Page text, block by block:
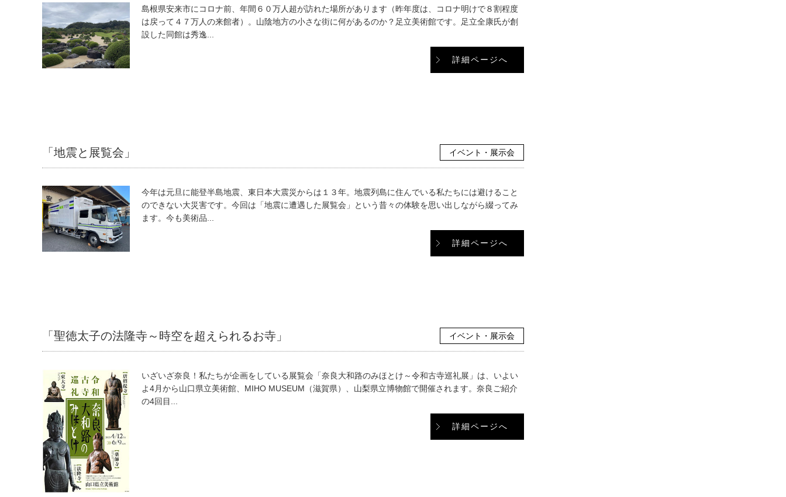
島根県安来市にコロナ前、年間６０万人超が訪れた場所があります（昨年度は、コロナ明けで８割程度
は戻って４７万人の来館者）。山陰地方の小さな街に何があるのか？足立美術館です。足立全康氏が創
設した同館は秀逸...
詳細ページへ
イベント・展示会
「地震と展覧会」
今年は元旦に能登半島地震、東日本大震災からは１３年。地震列島に住んでいる私たちには避けること
のできない大災害です。今回は「地震に遭遇した展覧会」という昔々の体験を思い出しながら綴ってみ
ます。今も美術品...
詳細ページへ
イベント・展示会
「聖徳太子の法隆寺～時空を超えられるお寺」
いざいざ奈良！私たちが企画をしている展覧会「奈良大和路のみほとけ～令和古寺巡礼展」は、いよい
よ4月から山口県立美術館、MIHO MUSEUM（滋賀県）、山梨県立博物館で開催されます。奈良ご紹介
の4回目...
詳細ページへ